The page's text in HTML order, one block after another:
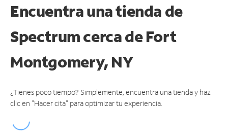
Encuentra una tienda de
Spectrumcerca de Fort
Montgomery, NY
¿Tienes poco tiempo? Simplemente, encuentra una tienda y haz
clic en "Hacer cita" para optimizar tu experiencia.